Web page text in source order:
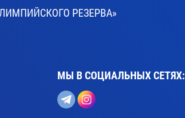
РЕЗЕРВА»
МЫ В СОЦИАЛЬНЫХ СЕТЯХ: